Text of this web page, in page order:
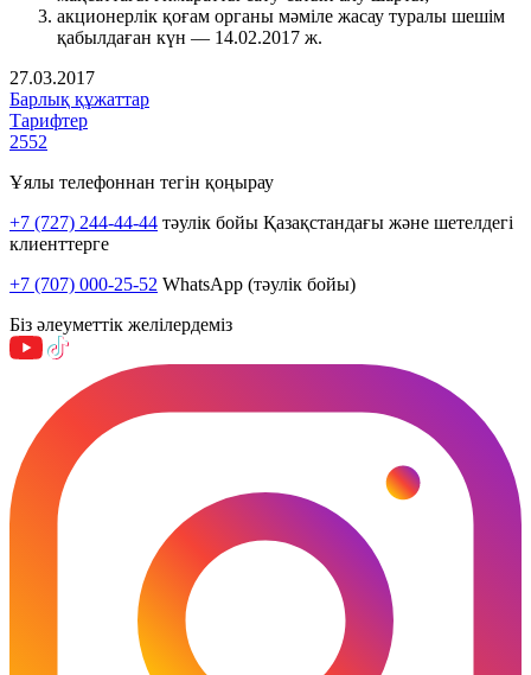
акционерлік қоғам органы мәміле жасау туралы шешім
қабылдаған күн — 14.02.2017 ж.
27.03.2017
Барлық құжаттар
Тарифтер
2552
Ұялы телефоннан тегін қоңырау
+7 (727) 244-44-44 тәулік бойы Қазақстандағы және шетелдегі
клиенттерге
+7 (707) 000-25-52 WhatsApp (тәулік бойы)
Біз әлеуметтік желілердеміз